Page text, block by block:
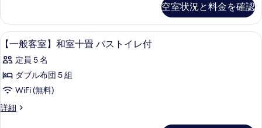
を
表
示
す
る
特
別
室
の
す
べ
て
様
専
用
別
室
詳
細
空室状況と料金を確認
【一
般
客
室】
和
室
1
【一般客室】和室十畳 バストイレ付
定員 5 名
ダブル布団 5 組
WiFi (無料)
詳細
【一